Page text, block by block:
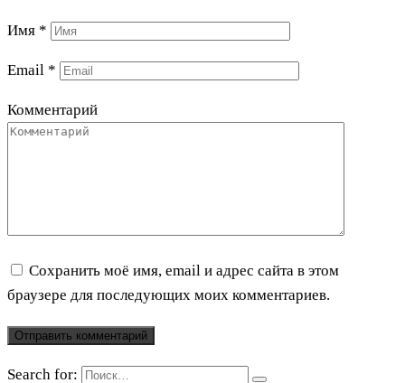
Имя *
Email *
Комментарий
Сохранить моё имя, email и адрес сайта в этом
браузере для последующих моих комментариев.
Search for: